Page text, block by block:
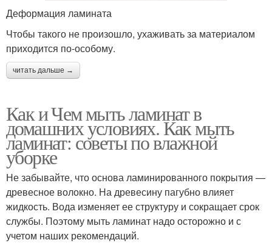
Деформация ламината
Чтобы такого не произошло, ухаживать за материалом
приходится по-особому.
читать дальше →
Как и Чем мыть ламинат в
домашних условиях. Как мыть
ламинат: советы по влажной
уборке
Не забывайте, что основа ламинированного покрытия —
древесное волокно. На древесину пагубно влияет
жидкость. Вода изменяет ее структуру и сокращает срок
службы. Поэтому мыть ламинат надо осторожно и с
учетом наших рекомендаций.